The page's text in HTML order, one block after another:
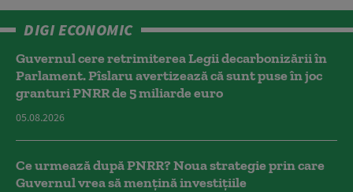
DIGI ECONOMIC
Guvernul cere retrimiterea Legii decarbonizării în
Parlament. Pîslaru avertizează că sunt puse în joc
granturi PNRR de 5 miliarde euro
05.08.2026
Ce urmează după PNRR? Noua strategie prin care
Guvernul vrea să mențină investițiile